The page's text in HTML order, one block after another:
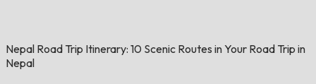
Nepal Road Trip Itinerary: 10 Scenic Routes in Your Road Trip in
Nepal